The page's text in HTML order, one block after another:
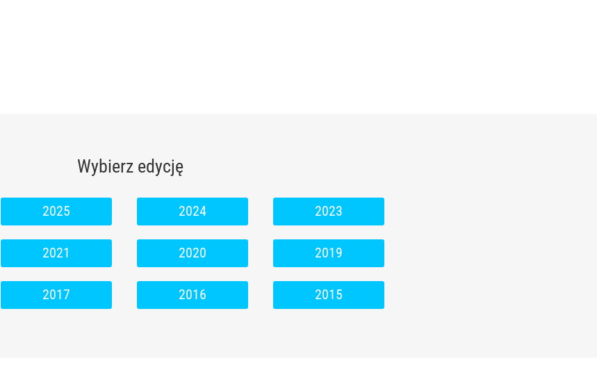
Wybierz edycję
2025 2024 2023
2021 2020 2019
2017 2016 2015